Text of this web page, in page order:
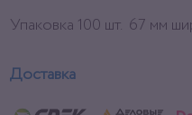
Упаковка 100 шт. 67 мм
Доставка